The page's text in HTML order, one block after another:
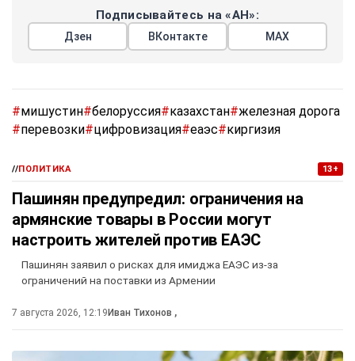
Подписывайтесь на «АН»:
Дзен ВКонтакте МАХ
#мишустин#белоруссия#казахстан#железная дорога
#перевозки#цифровизация#еаэс#киргизия
//ПОЛИТИКА 13+
Пашинян предупредил: ограничения на
армянские товары в России могут
настроить жителей против ЕАЭС
Пашинян заявил о рисках для имиджа ЕАЭС из-за
ограничений на поставки из Армении
7 августа 2026, 12:19 Иван Тихонов ,